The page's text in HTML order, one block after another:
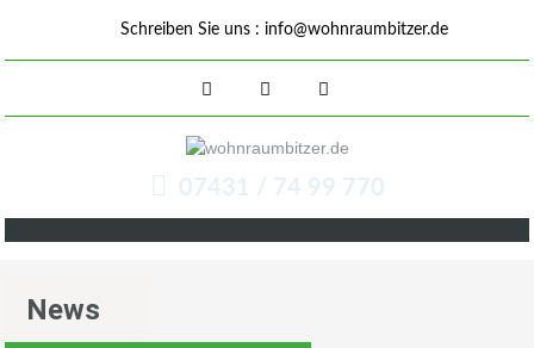
Schreiben Sie uns : info@wohnraumbitzer.de
07431 / 74 99 770
News